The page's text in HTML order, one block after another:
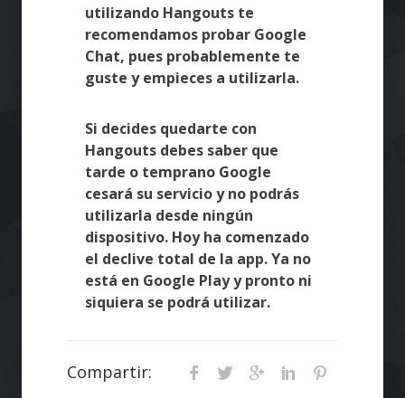
utilizando Hangouts te
recomendamos probar Google
Chat, pues probablemente te
guste y empieces a utilizarla.
Si decides quedarte con
Hangouts debes saber que
tarde o temprano Google
cesará su servicio y no podrás
utilizarla desde ningún
dispositivo. Hoy ha comenzado
el declive total de la app. Ya no
está en Google Play y pronto ni
siquiera se podrá utilizar.
Compartir: